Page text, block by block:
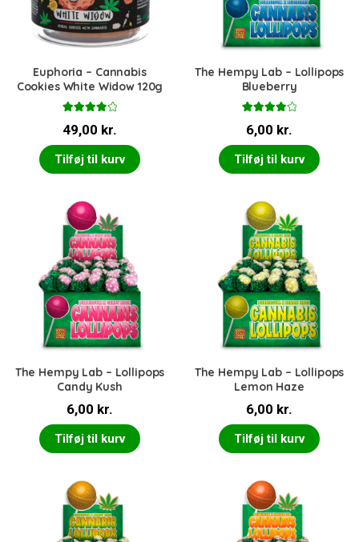
Euphoria – Cannabis
Cookies White Widow 120g
4.00ud
af 5
49,00 kr.
Tilføj til kurv
The Hempy Lab – Lollipops
Blueberry
4.00ud
af 5
6,00 kr.
Tilføj til kurv
The Hempy Lab – Lollipops
Candy Kush
6,00 kr.
Tilføj til kurv
The Hempy Lab – Lollipops
Lemon Haze
6,00 kr.
Tilføj til kurv